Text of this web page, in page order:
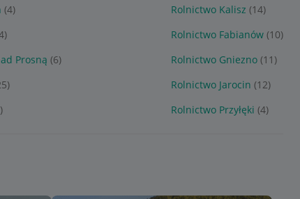
(4) Rolnictwo Kalisz (14)
Rolnictwo Fabianów (10)
Prosną (6) Rolnictwo Gniezno (11)
Rolnictwo Jarocin (12)
Rolnictwo Przyłęki (4)